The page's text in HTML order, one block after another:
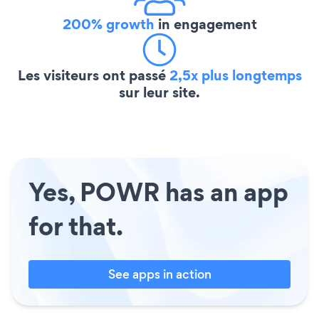
200% growth in engagement
Les visiteurs ont passé2,5x plus longtemps
sur leur site.
Yes, POWR has an app
for that.
See apps in action